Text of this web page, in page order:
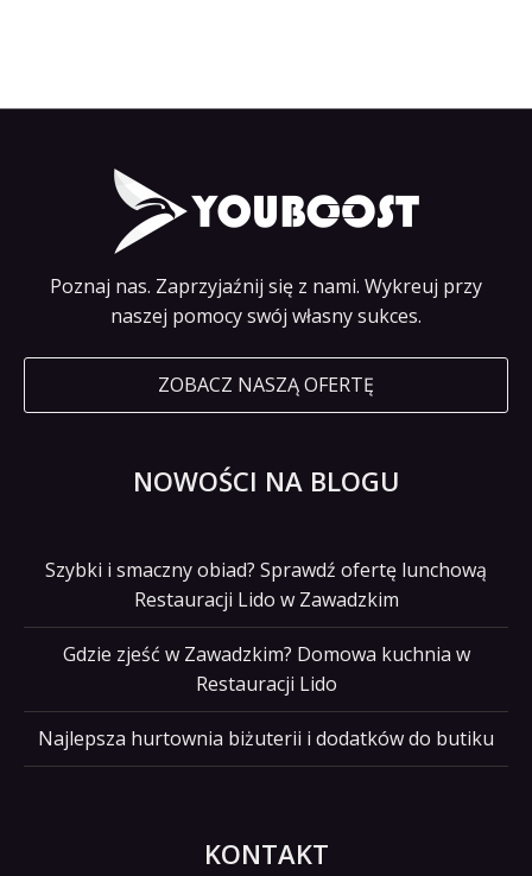
Poznaj nas. Zaprzyjaźnij się z nami. Wykreuj przy
naszej pomocy swój własny sukces.
ZOBACZ NASZĄ OFERTĘ
NOWOŚCI NA BLOGU
Szybki i smaczny obiad? Sprawdź ofertę lunchową
Restauracji Lido w Zawadzkim
Gdzie zjeść w Zawadzkim? Domowa kuchnia w
Restauracji Lido
Najlepsza hurtownia biżuterii i dodatków do butiku
KONTAKT